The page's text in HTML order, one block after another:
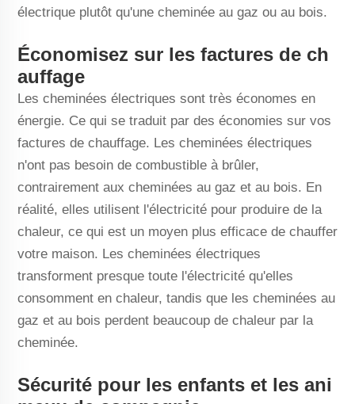
électrique plutôt qu'une cheminée au gaz ou au bois.
Économisez sur les factures de ch
auffage
Les cheminées électriques sont très économes en
énergie. Ce qui se traduit par des économies sur vos
factures de chauffage. Les cheminées électriques
n'ont pas besoin de combustible à brûler,
contrairement aux cheminées au gaz et au bois. En
réalité, elles utilisent l'électricité pour produire de la
chaleur, ce qui est un moyen plus efficace de chauffer
votre maison. Les cheminées électriques
transforment presque toute l'électricité qu'elles
consomment en chaleur, tandis que les cheminées au
gaz et au bois perdent beaucoup de chaleur par la
cheminée.
Sécurité pour les enfants et les ani